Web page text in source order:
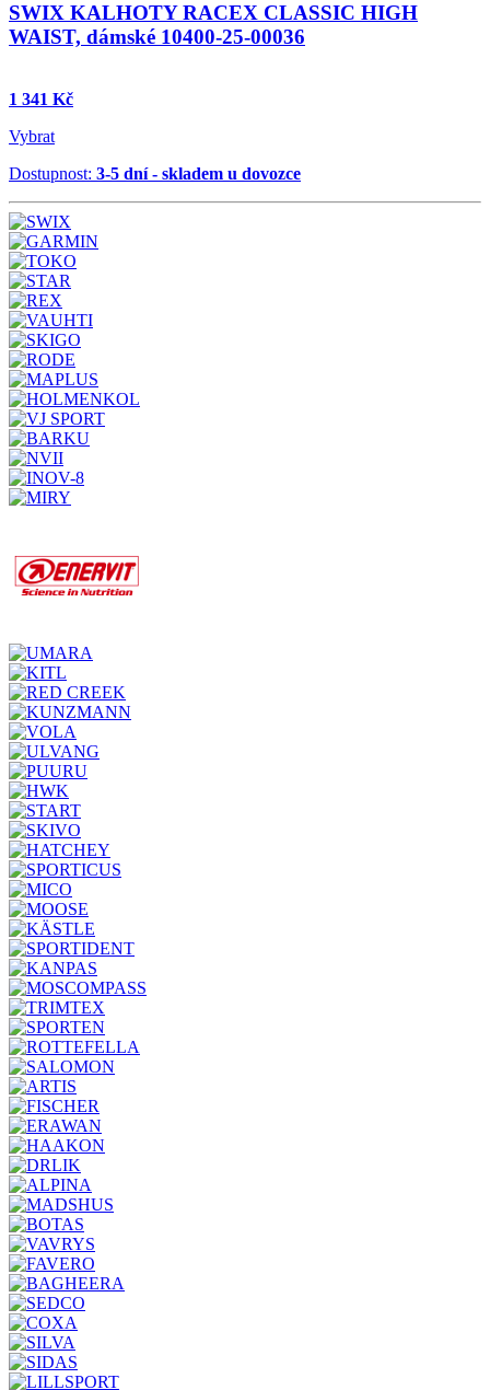
SWIX KALHOTY RACEX CLASSIC HIGH
WAIST, dámské 10400-25-00036
1 341 Kč
Vybrat
Dostupnost: 3-5 dní - skladem u dovozce